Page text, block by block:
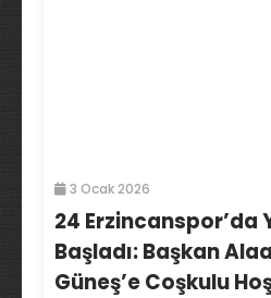
3 Ocak 2026
24 Erzincanspor’da
Başladı: Başkan
Güneş’e Coşkulu